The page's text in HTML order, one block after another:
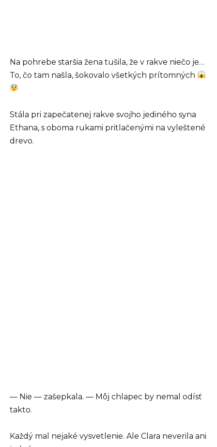
Na pohrebe staršia žena tušila, že v rakve niečo je…
To, čo tam našla, šokovalo všetkých prítomných
Stála pri zapečatenej rakve svojho jediného syna
Ethana, s oboma rukami pritlačenými na vyleštené
drevo.
— Nie — zašepkala. — Môj chlapec by nemal odísť
takto.
Každý mal nejaké vysvetlenie. Ale Clara neverila ani